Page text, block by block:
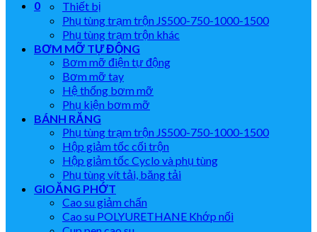
0
Thiết bị
Phụ tùng trạm trộn JS500-750-1000-1500
Phụ tùng trạm trộn khác
BƠM MỠ TỰ ĐỘNG
Bơm mỡ điện tự động
Bơm mỡ tay
Hệ thống bơm mỡ
Phụ kiện bơm mỡ
BÁNH RĂNG
Phụ tùng trạm trộn JS500-750-1000-1500
Hộp giảm tốc cối trộn
Hộp giảm tốc Cyclo và phụ tùng
Phụ tùng vít tải, băng tải
GIOĂNG PHỚT
Cao su giảm chấn
Cao su POLYURETHANE Khớp nối